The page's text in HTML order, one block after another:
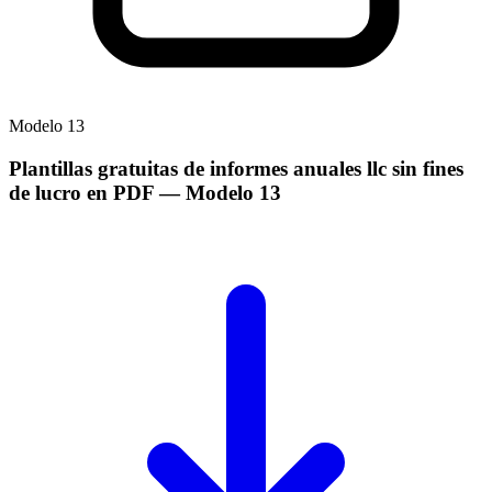
Modelo 13
Plantillas gratuitas de informes anuales llc sin fines
de lucro en PDF— Modelo 13